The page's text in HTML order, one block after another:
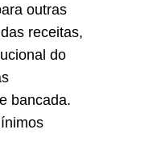
outras
receitas,
do
bancada.